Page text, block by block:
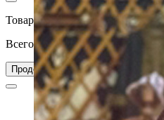
Товар добавлен в корзину
Всего товаров в вашей корзине –
Продолжить покупки Перейти в
Главная Каталог Печи для